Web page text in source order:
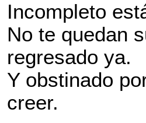
Incompleto
No te quedan
regresado ya.
Y obstinado
creer.